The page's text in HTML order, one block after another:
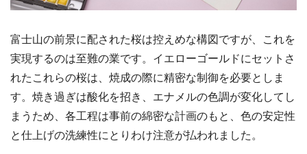
富士山の前景に配された桜は控えめな構図ですが、これを
実現するのは至難の業です。イエローゴールドにセットさ
れたこれらの桜は、焼成の際に精密な制御を必要としま
す。焼き過ぎは酸化を招き、エナメルの色調が変化してし
まうため、各工程は事前の綿密な計画のもと、色の安定性
と仕上げの洗練性にとりわけ注意が払われました。